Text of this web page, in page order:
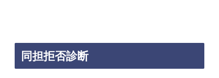
同担拒否診断